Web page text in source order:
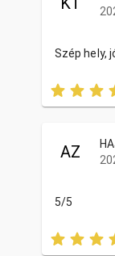
Szép hely,
AZ
5/5